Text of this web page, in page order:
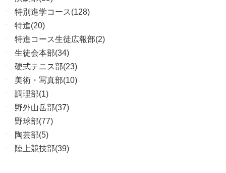
特別進学コース(128)
特進(20)
特進コース生徒広報部(2)
生徒会本部(34)
硬式テニス部(23)
美術・写真部(10)
調理部(1)
野外山岳部(37)
野球部(77)
陶芸部(5)
陸上競技部(39)